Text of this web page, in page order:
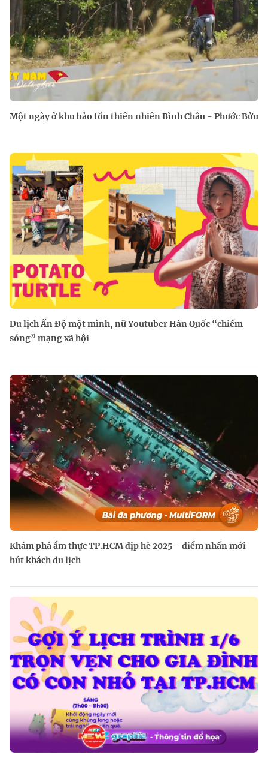
Một ngày ở khu bảo tồn thiên nhiên Bình Châu - Phước Bửu
Du lịch Ấn Độ một mình, nữ Youtuber Hàn Quốc “chiếm
sóng” mạng xã hội
Khám phá ẩm thực TP.HCM dịp hè 2025 - điểm nhấn mới
hút khách du lịch